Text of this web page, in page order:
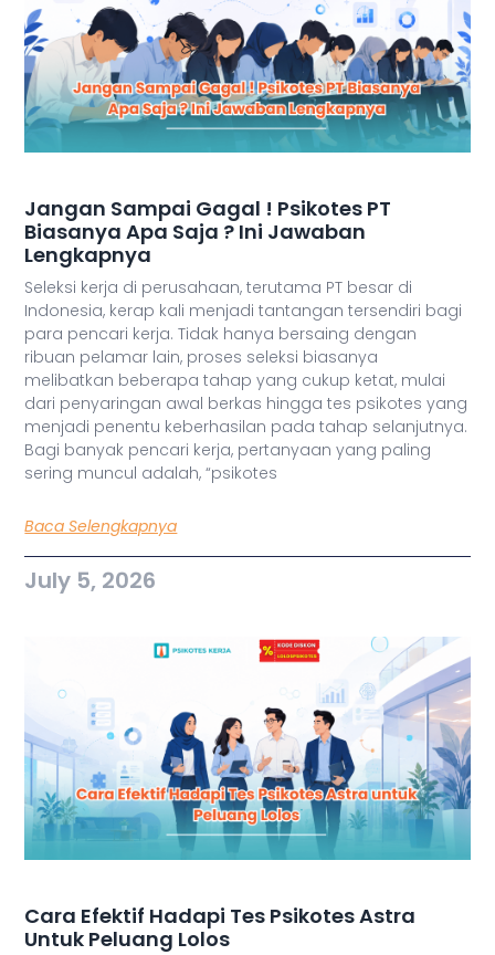
Jangan Sampai Gagal ! Psikotes PT
Biasanya Apa Saja ? Ini Jawaban
Lengkapnya
Seleksi kerja di perusahaan, terutama PT besar di
Indonesia, kerap kali menjadi tantangan tersendiri bagi
para pencari kerja. Tidak hanya bersaing dengan
ribuan pelamar lain, proses seleksi biasanya
melibatkan beberapa tahap yang cukup ketat, mulai
dari penyaringan awal berkas hingga tes psikotes yang
menjadi penentu keberhasilan pada tahap selanjutnya.
Bagi banyak pencari kerja, pertanyaan yang paling
sering muncul adalah, “psikotes
Baca Selengkapnya
July 5, 2026
Cara Efektif Hadapi Tes Psikotes Astra
Untuk Peluang Lolos